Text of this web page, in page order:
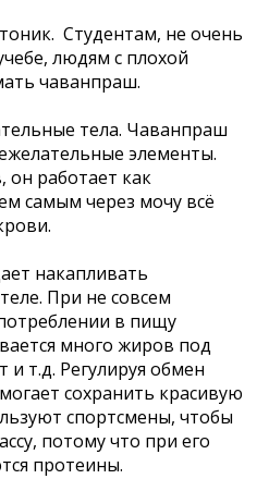
Студентам, не очень
людям с плохой
чаванпраш.
тела. Чаванпраш
элементы.
работает как
самым через мочу всё
накапливать
При не совсем
в пищу
много жиров под
и т.д. Регулируя обмен
сохранить красивую
спортсмены, чтобы
потому что при его
протеины.